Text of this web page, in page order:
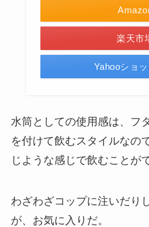
楽天市
Yahooショ
水筒としての使用感は、フ
を付けて飲むスタイルなの
じような感じで飲むことが
わざわざコップに注いだり
が、お気に入りだ。